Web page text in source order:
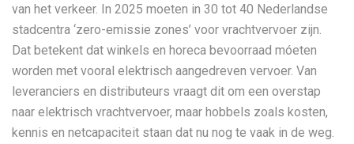
van het verkeer. In 2025 moeten in 30 tot 40 Nederlandse
stadcentra ‘zero-emissie zones’ voor vrachtvervoer zijn.
Dat betekent dat winkels en horeca bevoorraad móeten
worden met vooral elektrisch aangedreven vervoer. Van
leveranciers en distributeurs vraagt dit om een overstap
naar elektrisch vrachtvervoer, maar hobbels zoals kosten,
kennis en netcapaciteit staan dat nu nog te vaak in de weg.